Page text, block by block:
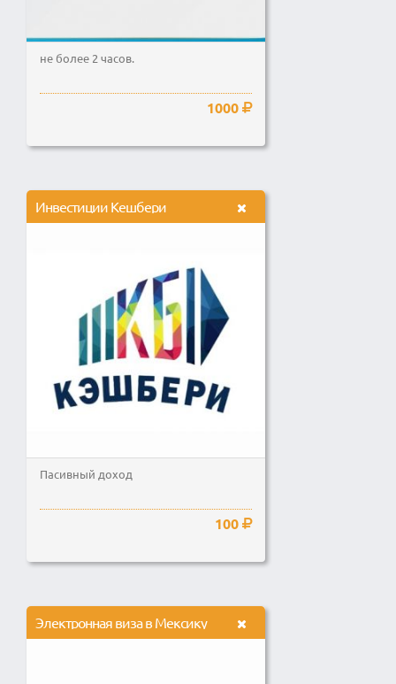
не более 2 часов.
1000
Инвестиции Кешбери
Пасивный доход
100
Электронная виза в Мексику